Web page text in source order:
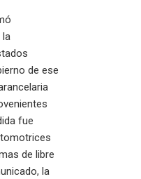
la
de ese
fue
de libre
la